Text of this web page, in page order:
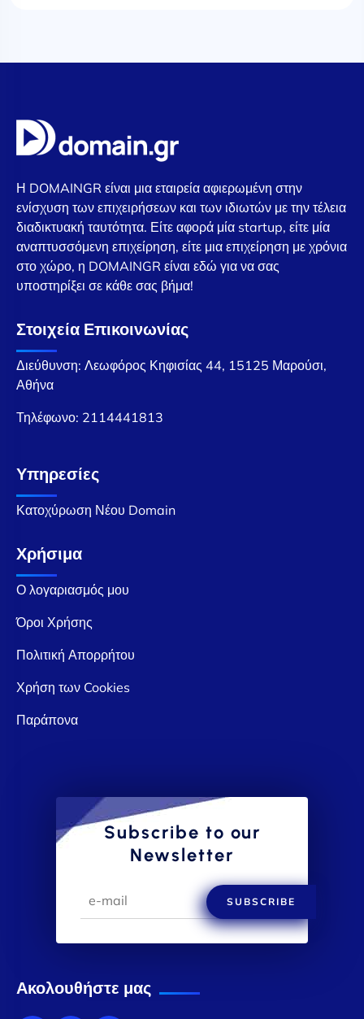
Η DOMAINGR είναι μια εταιρεία αφιερωμένη στην
ενίσχυση των επιχειρήσεων και των ιδιωτών με την τέλεια
διαδικτυακή ταυτότητα. Είτε αφορά μία startup, είτε μία
αναπτυσσόμενη επιχείρηση, είτε μια επιχείρηση με χρόνια
στο χώρο, η DOMAINGR είναι εδώ για να σας
υποστηρίξει σε κάθε σας βήμα!
Στοιχεία Επικοινωνίας
Διεύθυνση: Λεωφόρος Κηφισίας 44, 15125 Μαρούσι,
Αθήνα
Τηλέφωνο: 2114441813
Υπηρεσίες
Κατοχύρωση Νέου Domain
Χρήσιμα
Ο λογαριασμός μου
Όροι Χρήσης
Πολιτική Απορρήτου
Χρήση των Cookies
Παράπονα
Subscribe to our
Newsletter
SUBSCRIBE
Ακολουθήστε μας